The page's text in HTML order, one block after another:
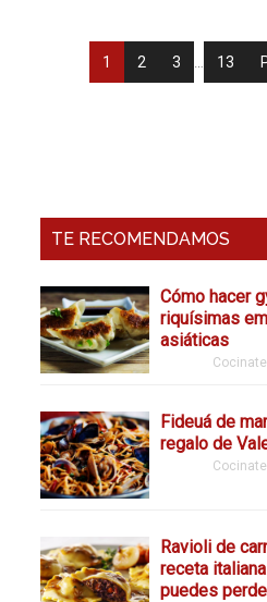
Página
1 Página
2 Página
3 Página
13
Primaria
TE RECOMENDAMOS
Cómo hacer
riquísimas
asiáticas
Fideuá de
regalo de
Ravioli de
receta
puedes